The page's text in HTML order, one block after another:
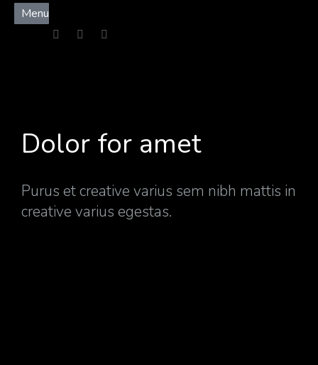
Menu
Dolor for amet
Purus et creative varius sem nibh mattis in
creative varius egestas.